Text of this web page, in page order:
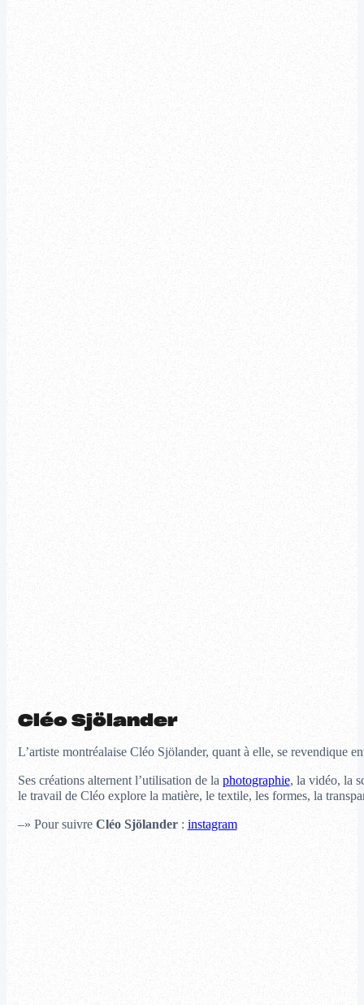
Cléo Sjölander
L’artiste montréalaise Cléo Sjölander, quant à elle, se revendique
Ses créations alternent l’utilisation de la photographie, la vidéo, la
le travail de Cléo explore la matière, le textile, les formes, la
–» Pour suivre Cléo Sjölander: instagram